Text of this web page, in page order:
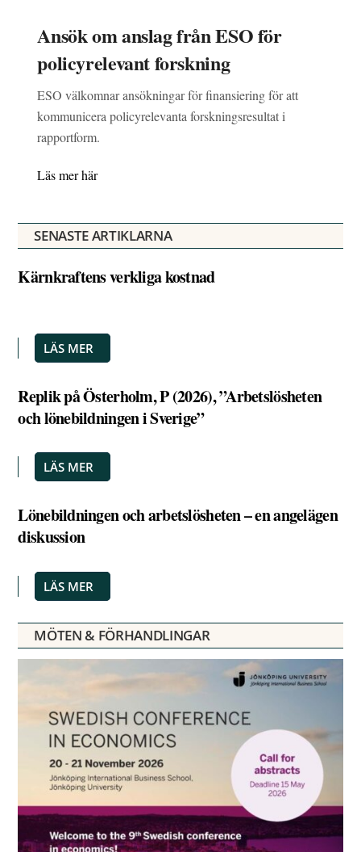
Ansök om anslag från ESO för
policyrelevant forskning
ESO välkomnar ansökningar för finansiering för att
kommunicera policyrelevanta forskningsresultat i
rapportform.
Läs mer här
SENASTE ARTIKLARNA
Kärnkraftens verkliga kostnad
LÄS MER
Replik på Österholm, P (2026), ”Arbetslösheten
och lönebildningen i Sverige”
LÄS MER
Lönebildningen och arbetslösheten – en angelägen
diskussion
LÄS MER
MÖTEN & FÖRHANDLINGAR